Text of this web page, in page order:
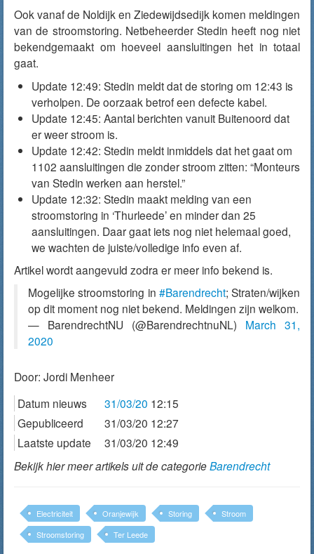
Ook vanaf de Noldijk en Ziedewijdsedijk komen meldingen
van de stroomstoring. Netbeheerder Stedin heeft nog niet
bekendgemaakt om hoeveel aansluitingen het in totaal
gaat.
Update 12:49: Stedin meldt dat de storing om 12:43 is
verholpen. De oorzaak betrof een defecte kabel.
Update 12:45: Aantal berichten vanuit Buitenoord dat
er weer stroom is.
Update 12:42: Stedin meldt inmiddels dat het gaat om
1102 aansluitingen die zonder stroom zitten: “Monteurs
van Stedin werken aan herstel.”
Update 12:32: Stedin maakt melding van een
stroomstoring in ‘Thurleede’ en minder dan 25
aansluitingen. Daar gaat iets nog niet helemaal goed,
we wachten de juiste/volledige info even af.
Artikel wordt aangevuld zodra er meer info bekend is.
Mogelijke stroomstoring in #Barendrecht; Straten/wijken
op dit moment nog niet bekend. Meldingen zijn welkom.
— BarendrechtNU (@BarendrechtnuNL) March 31,
2020
Door: Jordi Menheer
Datum nieuws
31/03/20 12:15
Gepubliceerd
31/03/20 12:27
Laatste update
31/03/20 12:49
Bekijk hier meer artikels uit de categorieBarendrecht
Electriciteit Oranjewijk Storing
Stroom
Stroomstoring
Ter Leede